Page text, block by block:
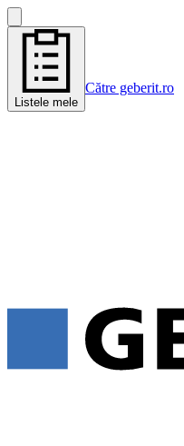
Listele mele
Către geberit.ro